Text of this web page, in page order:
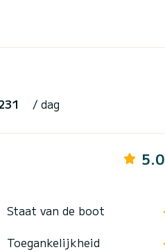
/ dag
5.0
Staat van de boot
Toegankelijkheid